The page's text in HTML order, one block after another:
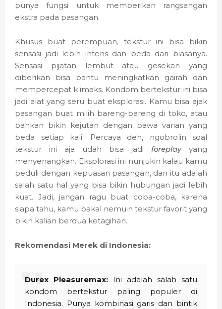
punya fungsi untuk memberikan rangsangan
ekstra pada pasangan.
Khusus buat perempuan, tekstur ini bisa bikin
sensasi jadi lebih intens dan beda dari biasanya.
Sensasi pijatan lembut atau gesekan yang
diberikan bisa bantu meningkatkan gairah dan
mempercepat klimaks. Kondom bertekstur ini bisa
jadi alat yang seru buat eksplorasi. Kamu bisa ajak
pasangan buat milih bareng-bareng di toko, atau
bahkan bikin kejutan dengan bawa varian yang
beda setiap kali. Percaya deh, ngobrolin soal
tekstur ini aja udah bisa jadi foreplayyang
menyenangkan. Eksplorasi ini nunjukin kalau kamu
peduli dengan kepuasan pasangan, dan itu adalah
salah satu hal yang bisa bikin hubungan jadi lebih
kuat. Jadi, jangan ragu buat coba-coba, karena
siapa tahu, kamu bakal nemuin tekstur favorit yang
bikin kalian berdua ketagihan.
Rekomendasi Merek di Indonesia:
Durex Pleasuremax: Ini adalah salah satu
kondom bertekstur paling populer di
Indonesia. Punya kombinasi garis dan bintik